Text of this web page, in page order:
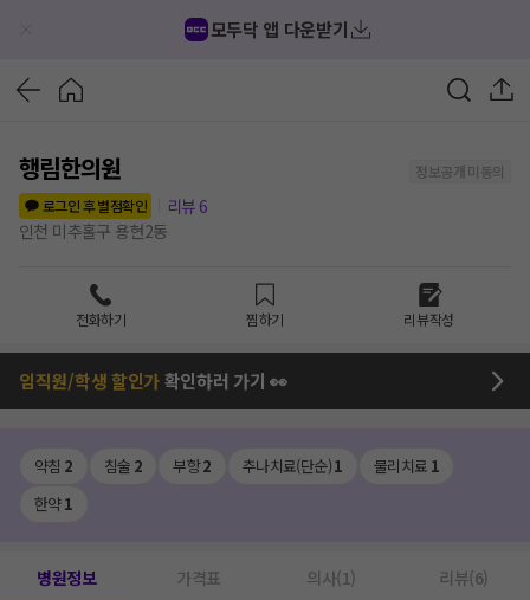
모두닥 앱 다운받기
행림한의원
정보공개 미동의
로그인 후 별점확인
리뷰 6
인천 미추홀구 용현2동
전화하기 찜하기 리뷰작성
임직원/학생 할인가확인하러 가기 👀
약침 2 침술 2 부항2 추나치료(단순)1 물리치료 1
한약1
병원정보 가격표 의사(1) 리뷰(6)